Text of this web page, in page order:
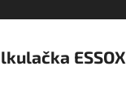
ESSOX